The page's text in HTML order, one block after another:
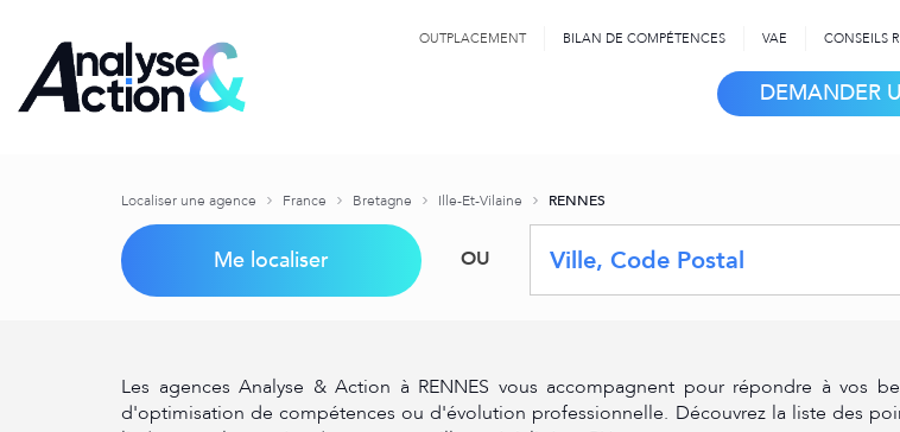
OUTPLACEMENT BILAN DE COMPÉTENCES VAE CONSEILS
DEMANDER
Localiser une agence France Bretagne Ille-Et-Vilaine RENNES
Me localiser OU
Les agences Analyse & Action à RENNES vous accompagnent pour répondre à vos
d'optimisation de compétences ou d'évolution professionnelle. Découvrez la liste des